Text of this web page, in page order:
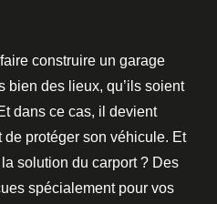
construire un garage
bien des lieux, qu’ils soient
dans ce cas, il devient
protéger son véhicule. Et
solution du carport ? Des
spécialement pour vos